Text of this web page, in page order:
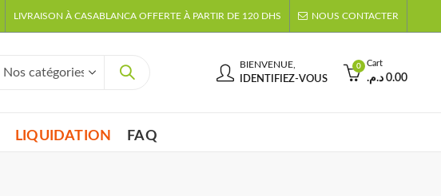
LIVRAISON À CASABLANCA OFFERTE À PARTIR DE 120 DHS NOUS CONTACTER
BIENVENUE,
IDENTIFIEZ-VOUS
0 Cart
0.00 د.م.
LIQUIDATION FAQ